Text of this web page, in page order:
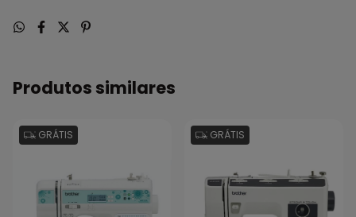
Produtos similares
GRÁTIS GRÁTIS